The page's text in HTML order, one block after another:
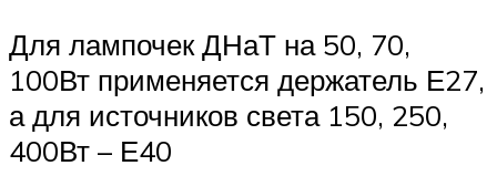
Для лампочек ДНаТ на 50, 70,
100Вт применяется держатель Е27,
а для источников света 150, 250,
400Вт – Е40